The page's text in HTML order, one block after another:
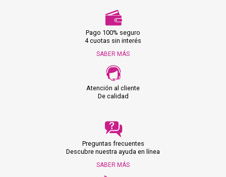
Pago 100% seguro
4 cuotas sin interés
SABER MÁS
Atención al cliente
De calidad
Preguntas frecuentes
Descubre nuestra ayuda en línea
SABER MÁS